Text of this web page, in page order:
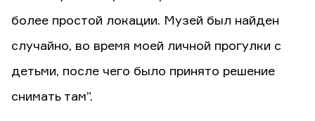
более простой локации. Музей был найден
случайно, во время моей личной прогулки с
детьми, после чего было принято решение
снимать там”.